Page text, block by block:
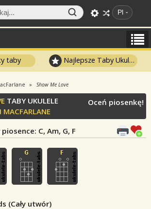
Pl
taby Najlepsze Taby Ukulele
Show Me Love
TABY UKULELE
MACFARLANE
piosence: C, Am, G, F
Oceń piosenkę!
(Cały utwór)